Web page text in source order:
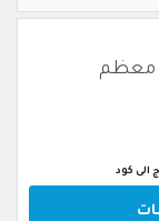
معظم
الى كود